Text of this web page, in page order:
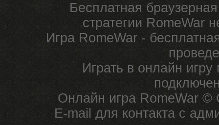
Бесплатная
стратегии RomeWar
Игра RomeWar -
Играть в онлайн
Онлайн игра RomeWar ©
E-mail для контакта с